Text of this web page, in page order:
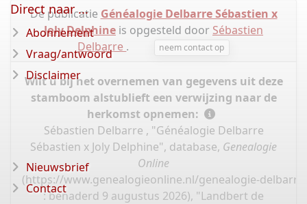
De publicatie Généalogie Delbarre Sébastien x
Joly Delphine is opgesteld door Sébastien
Delbarre . neem contact op
Wilt u bij het overnemen van gegevens uit deze
stamboom alstublieft een verwijzing naar de
herkomst opnemen:
Sébastien Delbarre , "Généalogie Delbarre
Sébastien x Joly Delphine", database, Genealogie
Online
(https://www.genealogieonline.nl/genealogie-
: benaderd 9 augustus 2026), "Landbert de
Direct naar ...
Abonnement
Vraag/antwoord
Disclaimer
Nieuwsbrief
Contact